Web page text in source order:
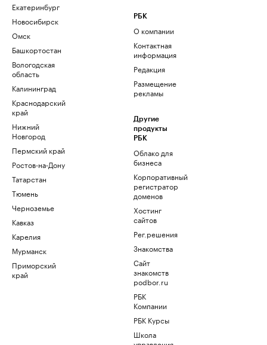
Екатеринбург
Новосибирск
Омск
Башкортостан
Вологодская
область
Калининград
Краснодарский
край
Нижний
Новгород
Пермский край
Ростов-на-Дону
Татарстан
Тюмень
Черноземье
Кавказ
Карелия
Мурманск
Приморский
край
РБК
О компании
Контактная
информация
Редакция
Размещение
рекламы
Другие
продукты
РБК
Облако для
бизнеса
Корпоративный
регистратор
доменов
Хостинг
сайтов
Рег.решения
Знакомства
Сайт
знакомств
podbor.ru
РБК
Компании
РБК Курсы
Школа